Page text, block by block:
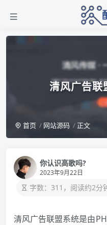
清风广告联
首页 网站源码 正文
你认识高歌吗?
2023年9月22日
字数：311，阅读约2分
清风广告联盟系统是由